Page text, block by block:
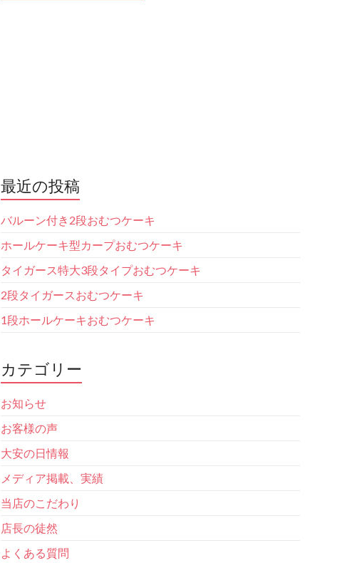
最近の投稿
バルーン付き2段おむつケーキ
ホールケーキ型カープおむつケーキ
タイガース特大3段タイプおむつケーキ
2段タイガースおむつケーキ
1段ホールケーキおむつケーキ
カテゴリー
お知らせ
お客様の声
大安の日情報
メディア掲載、実績
当店のこだわり
店長の徒然
よくある質問